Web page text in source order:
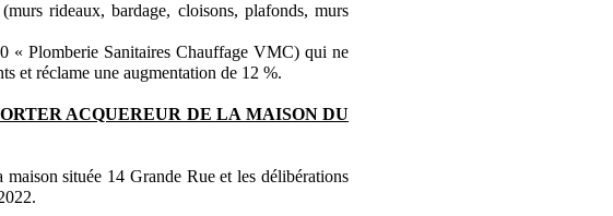
rideaux, bardage, cloisons, plafonds, murs
« Plomberie Sanitaires Chauffage VMC) qui ne
et réclame une augmentation de 12 %.
ACQUEREUR DE LA MAISON DU
située 14 Grande Rue et les délibérations